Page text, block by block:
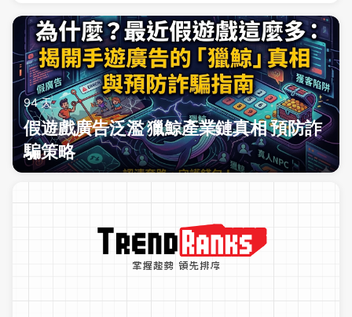
94 天
假遊戲廣告泛濫 獵鯨產業鏈真相 預防詐
騙策略